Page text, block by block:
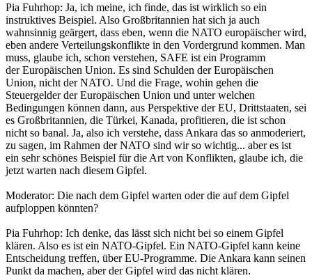
Pia Fuhrhop: Ja, ich meine, ich finde, das ist wirklich so ein
instruktives Beispiel. Also Großbritannien hat sich ja auch
wahnsinnig geärgert, dass eben, wenn die NATO europäischer wird,
eben andere Verteilungskonflikte in den Vordergrund kommen. Man
muss, glaube ich, schon verstehen, SAFE ist ein Programm
der Europäischen Union. Es sind Schulden der Europäischen
Union, nicht der NATO. Und die Frage, wohin gehen die
Steuergelder der Europäischen Union und unter welchen
Bedingungen können dann, aus Perspektive der EU, Drittstaaten, sei
es Großbritannien, die Türkei, Kanada, profitieren, die ist schon
nicht so banal. Ja, also ich verstehe, dass Ankara das so anmoderiert,
zu sagen, im Rahmen der NATO sind wir so wichtig... aber es ist
ein sehr schönes Beispiel für die Art von Konflikten, glaube ich, die
jetzt warten nach diesem Gipfel.
Moderator: Die nach dem Gipfel warten oder die auf dem Gipfel
aufploppen könnten?
Pia Fuhrhop: Ich denke, das lässt sich nicht bei so einem Gipfel
klären. Also es ist ein NATO-Gipfel. Ein NATO-Gipfel kann keine
Entscheidung treffen, über EU-Programme. Die Ankara kann seinen
Punkt da machen, aber der Gipfel wird das nicht klären.